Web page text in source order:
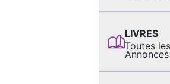
LIVRES
Toutes